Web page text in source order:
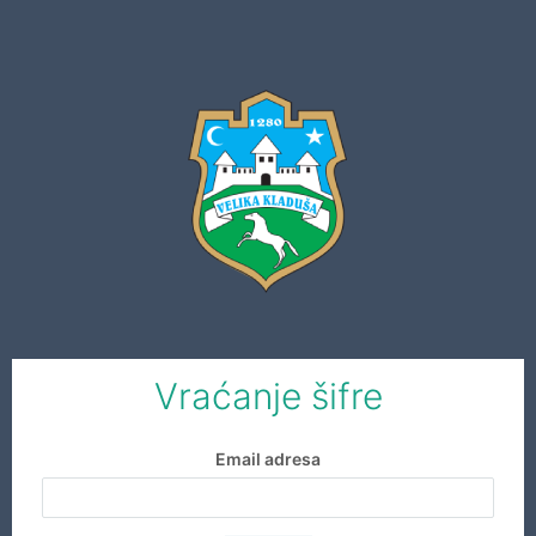
Vraćanje šifre
Email adresa